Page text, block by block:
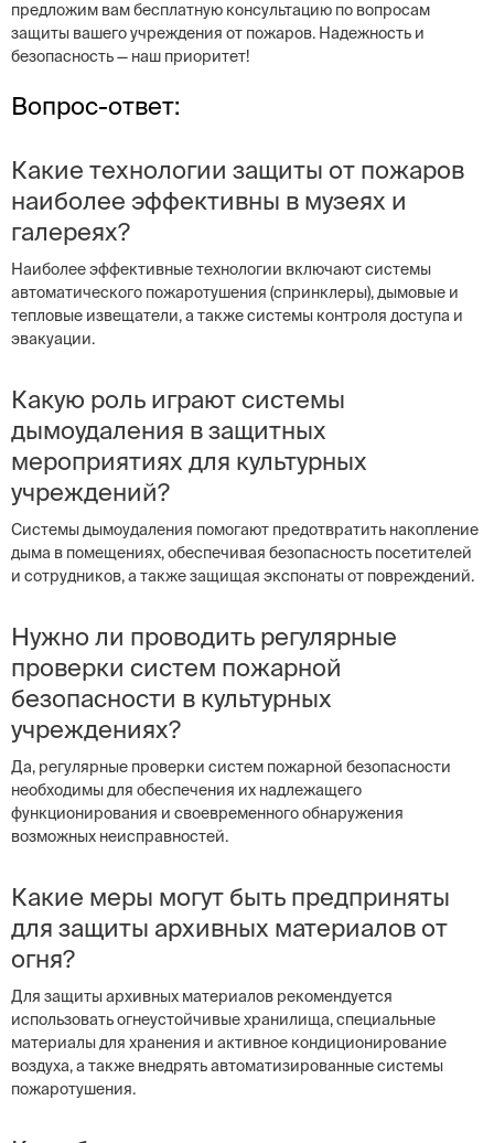
предложим вам бесплатную консультацию по вопросам
защиты вашего учреждения от пожаров. Надежность и
безопасность — наш приоритет!
Вопрос-ответ:
Какие технологии защиты от пожаров
наиболее эффективны в музеях и
галереях?
Наиболее эффективные технологии включают системы
автоматического пожаротушения (спринклеры), дымовые и
тепловые извещатели, а также системы контроля доступа и
эвакуации.
Какую роль играют системы
дымоудаления в защитных
мероприятиях для культурных
учреждений?
Системы дымоудаления помогают предотвратить накопление
дыма в помещениях, обеспечивая безопасность посетителей
и сотрудников, а также защищая экспонаты от повреждений.
Нужно ли проводить регулярные
проверки систем пожарной
безопасности в культурных
учреждениях?
Да, регулярные проверки систем пожарной безопасности
необходимы для обеспечения их надлежащего
функционирования и своевременного обнаружения
возможных неисправностей.
Какие меры могут быть предприняты
для защиты архивных материалов от
огня?
Для защиты архивных материалов рекомендуется
использовать огнеустойчивые хранилища, специальные
материалы для хранения и активное кондиционирование
воздуха, а также внедрять автоматизированные системы
пожаротушения.